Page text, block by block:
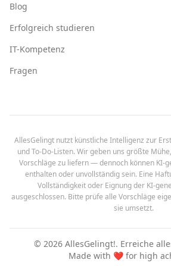
Blog
Erfolgreich studieren
IT-Kompetenz
Fragen
AllesGelingt nutzt künstliche Intelligenz zur
und To-Do-Listen. Wir geben uns größte
Vorschläge zu liefern — dennoch können KI-
enthalten oder unvollständig sein. Eine
Vollständigkeit oder Eignung der KI-
ausgeschlossen. Bitte prüfe alle Vorschläge
sie umsetzt.
© 2026AllesGelingt!. Erreiche
Made with ❤️ for high